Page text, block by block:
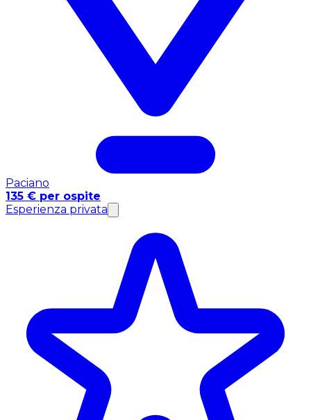
Paciano
135 € per ospite
Esperienza privata